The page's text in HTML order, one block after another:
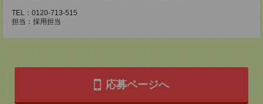
TEL：0120-713-515
担当：採用担当
応募ページへ